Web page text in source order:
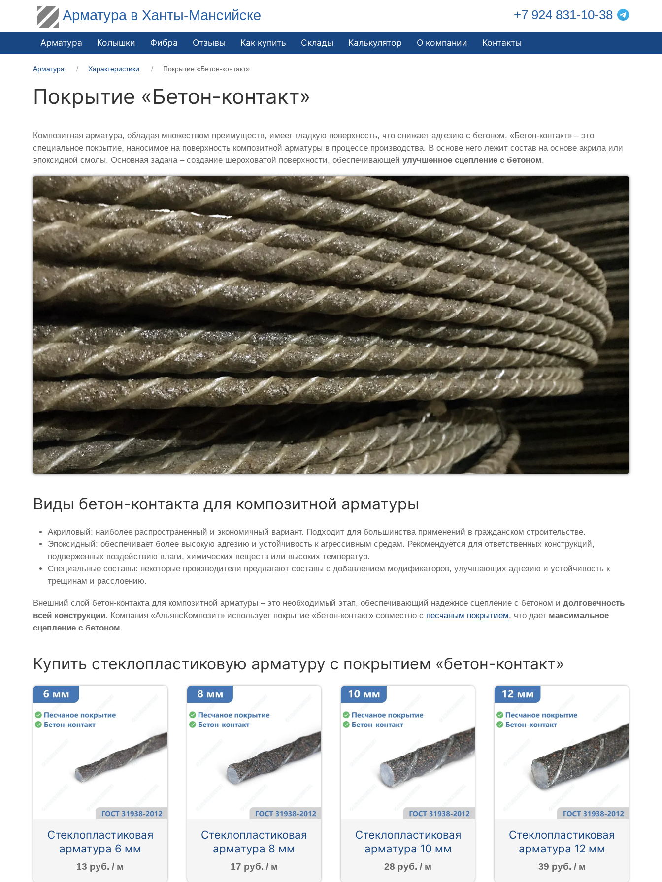
Арматура в Ханты-Мансийске +7 924 831-10-38
Арматура Колышки Фибра Отзывы Как купить Склады Калькулятор О компании Контакты
Арматура Характеристики Покрытие «Бетон-контакт»
Покрытие «Бетон-контакт»
Композитная арматура, обладая множеством преимуществ, имеет гладкую поверхность, что снижает адгезию с бетоном. «Бетон-контакт» – это
специальное покрытие, наносимое на поверхность композитной арматуры в процессе производства. В основе него лежит состав на основе акрила или
эпоксидной смолы. Основная задача – создание шероховатой поверхности, обеспечивающейулучшенное сцепление с бетоном.
Виды бетон-контакта для композитной арматуры
Акриловый: наиболее распространенный и экономичный вариант. Подходит для большинства применений в гражданском строительстве.
Эпоксидный: обеспечивает более высокую адгезию и устойчивость к агрессивным средам. Рекомендуется для ответственных конструкций,
подверженных воздействию влаги, химических веществ или высоких температур.
Специальные составы: некоторые производители предлагают составы с добавлением модификаторов, улучшающих адгезию и устойчивость к
трещинам и расслоению.
Внешний слой бетон-контакта для композитной арматуры – это необходимый этап, обеспечивающий надежное сцепление с бетоном идолговечность
всей конструкции. Компания «АльянсКомпозит» использует покрытие «бетон-контакт» совместно с песчаным покрытием, что дает максимальное
сцепление с бетоном.
Купить стеклопластиковую арматуру с покрытием «бетон-контакт»
Стеклопластиковая
арматура 6 мм
13 руб. / м
Стеклопластиковая
арматура 8 мм
17 руб. / м
Стеклопластиковая
арматура 10 мм
28 руб. / м
Стеклопластиковая
арматура 12 мм
39 руб. / м